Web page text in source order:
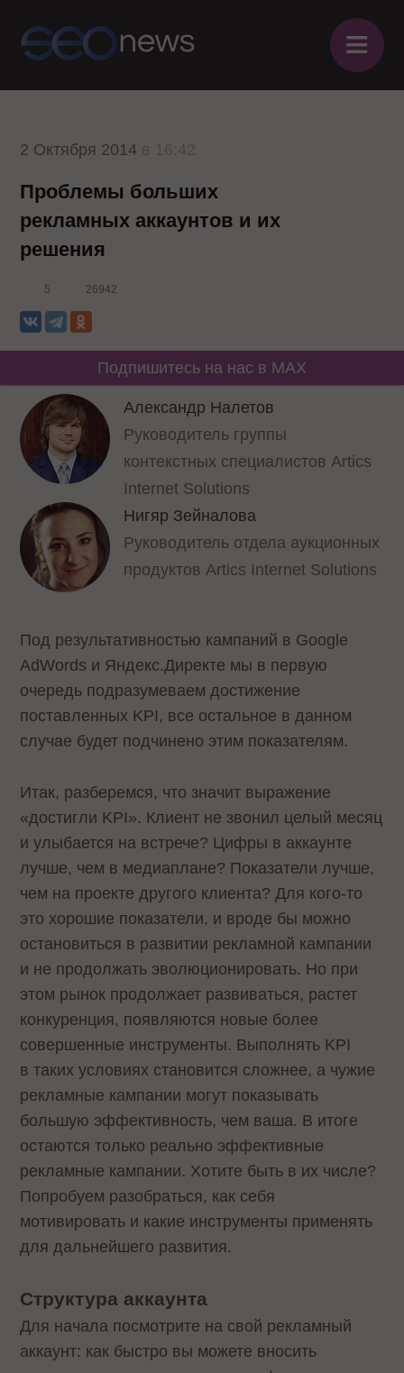
≡
2 Октября 2014
Проблемы больших
рекламных аккаунтов и их
решения
5 26942
Подпишитесь на нас в MAX
Александр Налетов
Руководитель группы
контекстных специалистов Artics
Internet Solutions
Нигяр Зейналова
Руководитель отдела аукционных
продуктов Artics Internet Solutions
Под результативностью кампаний в Google
AdWords и Яндекс.Директе мы в первую
очередь подразумеваем достижение
поставленных KPI, все остальное в данном
случае будет подчинено этим показателям.
Итак, разберемся, что значит выражение
«достигли KPI». Клиент не звонил целый месяц
и улыбается на встрече? Цифры в аккаунте
лучше, чем в медиаплане? Показатели лучше,
чем на проекте другого клиента? Для кого-то
это хорошие показатели, и вроде бы можно
остановиться в развитии рекламной кампании
и не продолжать эволюционировать. Но при
этом рынок продолжает развиваться, растет
конкуренция, появляются новые более
совершенные инструменты. Выполнять KPI
в таких условиях становится сложнее, а чужие
рекламные кампании могут показывать
большую эффективность, чем ваша. В итоге
остаются только реально эффективные
рекламные кампании. Хотите быть в их числе?
Попробуем разобраться, как себя
мотивировать и какие инструменты применять
для дальнейшего развития.
Структура аккаунта
Для начала посмотрите на свой рекламный
аккаунт: как быстро вы можете вносить